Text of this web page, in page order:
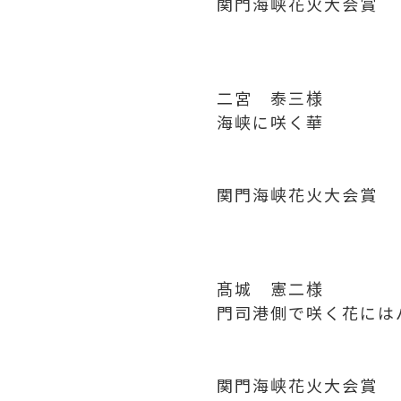
二宮 泰三様
海峡に咲く華
関門海峡花火大会賞
髙城 憲二様
門司港側で咲く花には
関門海峡花火大会賞